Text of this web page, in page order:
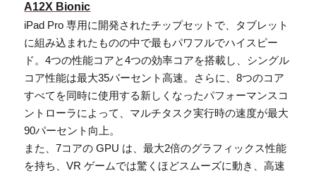
A12X Bionic
iPad Pro 専用に開発されたチップセットで、タブレット
に組み込まれたものの中で最もパワフルでハイスピー
ド。4つの性能コアと4つの効率コアを搭載し、シングル
コア性能は最大35パーセント高速。さらに、8つのコア
すべてを同時に使用する新しくなったパフォーマンスコ
ントローラによって、マルチタスク実行時の速度が最大
90パーセント向上。
また、7コアの GPU は、最大2倍のグラフィックス性能
を持ち、VR ゲームでは驚くほどスムーズに動き、高速